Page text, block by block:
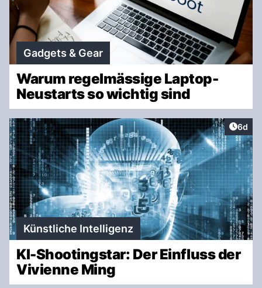
Gadgets & Gear
Warum regelmässige Laptop-
Neustarts so wichtig sind
6d
Künstliche Intelligenz
KI-Shootingstar: Der Einfluss der
Vivienne Ming